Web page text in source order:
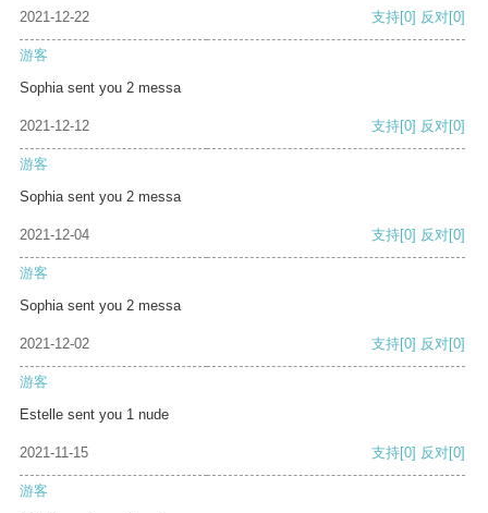
2021-12-22 支持[0] 反对[0]
游客
Sophia sent you 2 messa
2021-12-12 支持[0] 反对[0]
游客
Sophia sent you 2 messa
2021-12-04 支持[0] 反对[0]
游客
Sophia sent you 2 messa
2021-12-02 支持[0] 反对[0]
游客
Estelle sent you 1 nude
2021-11-15 支持[0] 反对[0]
游客